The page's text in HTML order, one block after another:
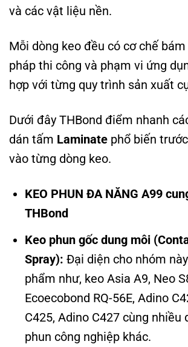
và các vật liệu nền.
Mỗi dòng keo đều có cơ chế
pháp thi công và phạm vi ứng
hợp với từng quy trình sản xuất
Dưới đây THBond điểm nhanh
dán tấm Laminate phổ biến
vào từng dòng keo.
KEO PHUN ĐA NĂNG A99
THBond
Keo phun gốc dung môi
Spray): Đại diện cho nhóm
phẩm như, keo Asia A9, Neo
Ecoecobond RQ-56E, Adino
C425, Adino C427 cùng nhiều
phun công nghiệp khác.